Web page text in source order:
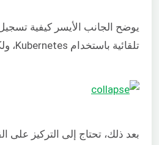
تلقائية باستخدام Kubernetes، ولكننا نقوم بإعداد الـ runner اليدوي في هذا البرنامج التعليمي: